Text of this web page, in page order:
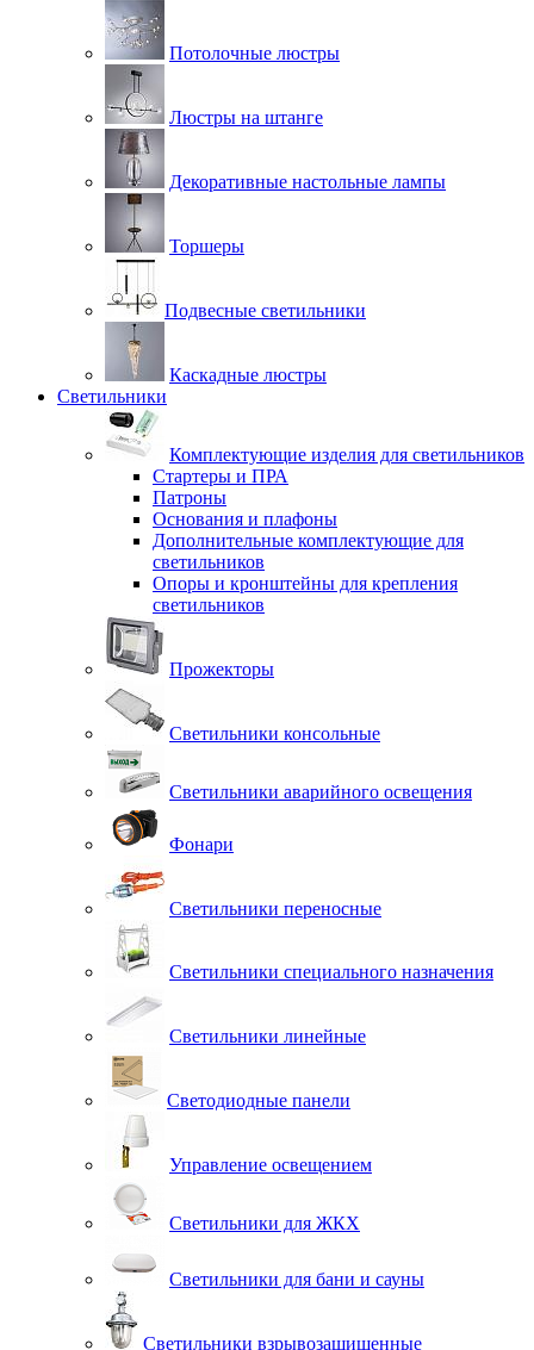
Потолочные люстры
Люстры на штанге
Декоративные настольные лампы
Торшеры
Подвесные светильники
Каскадные люстры
Светильники
Комплектующие изделия для светильников
Стартеры и ПРА
Патроны
Основания и плафоны
Дополнительные комплектующие для
светильников
Опоры и кронштейны для крепления
светильников
Прожекторы
Светильники консольные
Светильники аварийного освещения
Фонари
Светильники переносные
Светильники специального назначения
Светильники линейные
Светодиодные панели
Управление освещением
Светильники для ЖКХ
Светильники для бани и сауны
Светильники взрывозащищенные